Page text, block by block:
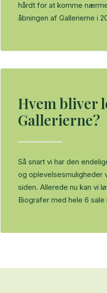
hårdt for at komme
åbningen af Gallerierne i
Hvem bliver
Gallerierne?
Så snart vi har den
og oplevelsesmuligheder
siden. Allerede nu kan vi
Biografer med hele 6 sale